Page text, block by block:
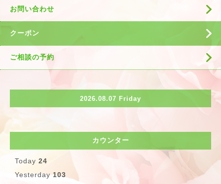
お問い合わせ
クーポン
ご相談の予約
2026.08.07 Friday
カウンター
Today 24
Yesterday103